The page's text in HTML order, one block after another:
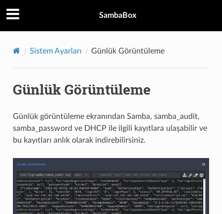
SambaBox
Sistem Ayarları Günlük Görüntüleme
Günlük Görüntüleme
Günlük görüntüleme ekranından Samba, samba_audit,
samba_password ve DHCP ile ilgili kayıtlara ulaşabilir ve
bu kayıtları anlık olarak indirebilirsiniz.